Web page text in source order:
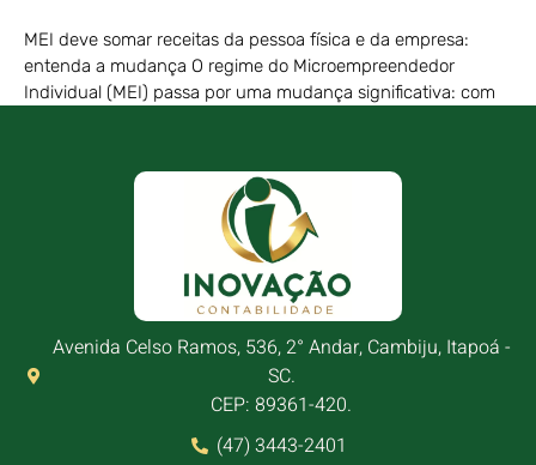
MEI deve somar receitas da pessoa física e da empresa:
entenda a mudança O regime do Microempreendedor
Individual (MEI) passa por uma mudança significativa: com
Avenida Celso Ramos, 536, 2° Andar, Cambiju, Itapoá -
SC.
CEP: 89361-420.
(47) 3443-2401